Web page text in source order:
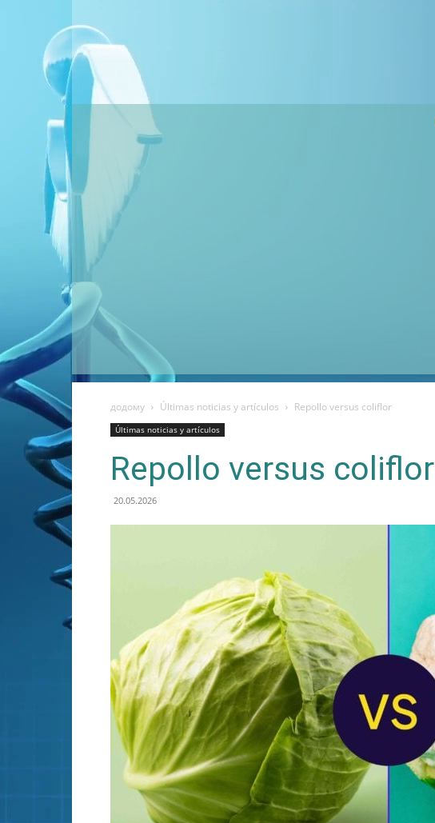
додому Últimas noticias y artículos Repollo versus coliflor
Últimas noticias y artículos
Repollo versus coliflor
20.05.2026